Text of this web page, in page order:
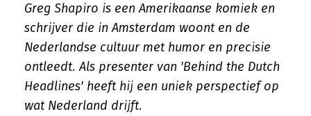
Greg Shapiro is een Amerikaanse komiek en
schrijver die in Amsterdam woont en de
Nederlandse cultuur met humor en precisie
ontleedt. Als presenter van 'Behind the Dutch
Headlines' heeft hij een uniek perspectief op
wat Nederland drijft.